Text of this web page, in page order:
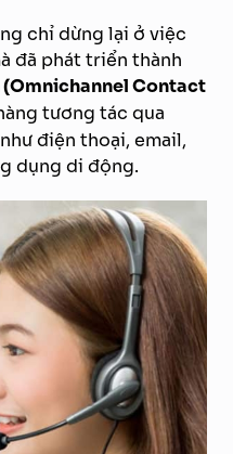
chỉ dừng lại ở việc
đã phát triển thành
Contact
tương tác qua
điện thoại, email,
dụng di động.